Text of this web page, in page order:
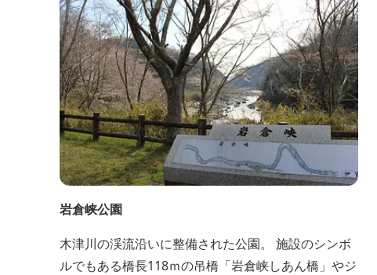
岩倉峡公園
木津川の渓流沿いに整備された公園。 施設のシンボ
ルでもある橋長118ｍの吊橋「岩倉峡しあん橋」やジ